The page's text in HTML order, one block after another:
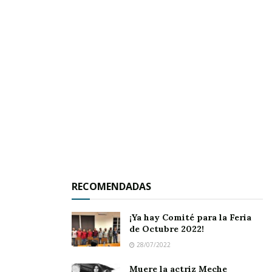
apoyando su desarrollo.
RECOMENDADAS
¡Ya hay Comité para la Feria
de Octubre 2022!
28/07/2022
Muere la actriz Meche